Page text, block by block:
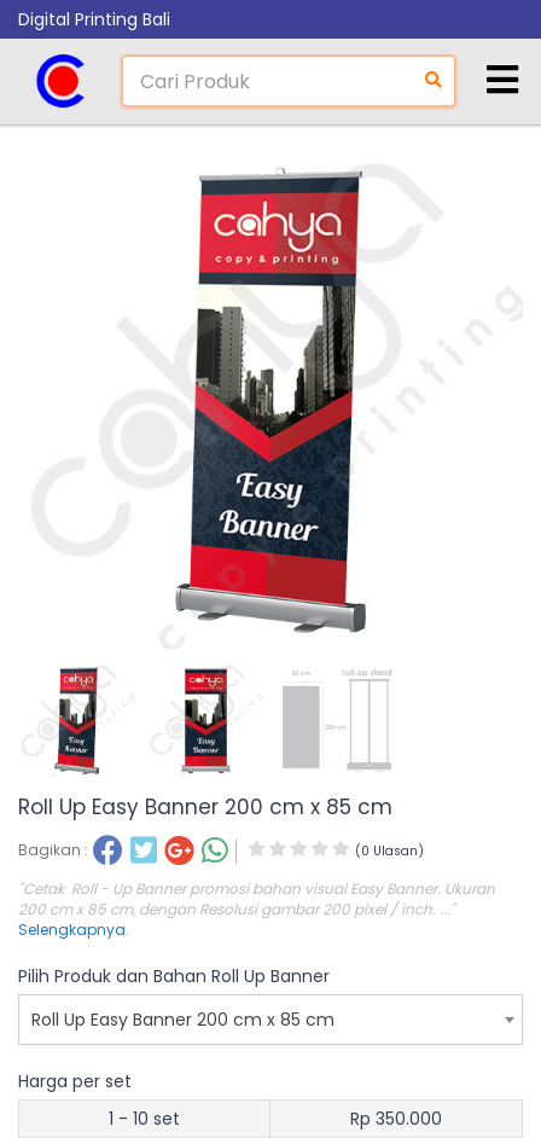
Digital Printing Bali
Roll Up Easy Banner 200 cm x 85 cm
Bagikan : (0 Ulasan)
"Cetak Roll - Up Banner promosi bahan visual Easy Banner. Ukuran
200 cm x 85 cm, dengan Resolusi gambar 200 pixel / inch. ..."
Selengkapnya.
Pilih Produk dan Bahan Roll Up Banner
Roll Up Easy Banner 200 cm x 85 cm
Harga per set
1 - 10 set
Rp 350.000